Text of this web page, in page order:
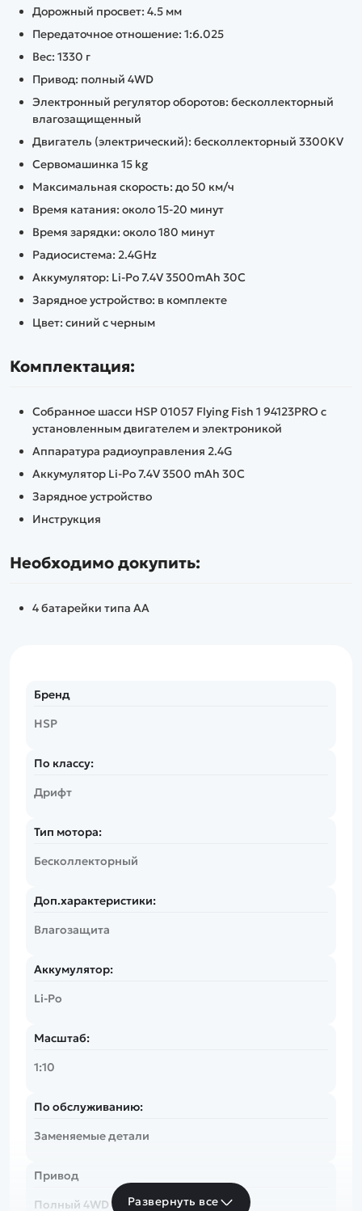
Дорожный просвет: 4.5 мм
Передаточное отношение: 1:6.025
Вес: 1330 г
Привод: полный 4WD
Электронный регулятор оборотов: бесколлекторный
влагозащищенный
Двигатель (электрический): бесколлекторный 3300KV
Сервомашинка 15 kg
Максимальная скорость: до 50 км/ч
Время катания: около 15-20 минут
Время зарядки: около 180 минут
Радиосистема: 2.4GHz
Аккумулятор: Li-Po 7.4V 3500mAh 30C
Зарядное устройство: в комплекте
Цвет: синий с черным
Комплектация:
Собранное шасси HSP 01057 Flying Fish 1 94123PRO с
установленным двигателем и электроникой
Аппаратура радиоуправления 2.4G
Аккумулятор Li-Po 7.4V 3500 mAh 30C
Зарядное устройство
Инструкция
Необходимо докупить:
4 батарейки типа АА
Бренд
HSP
По классу:
Дрифт
Тип мотора:
Бесколлекторный
Доп.характеристики:
Влагозащита
Аккумулятор:
Li-Po
Масштаб:
1:10
По обслуживанию:
Заменяемые детали
Привод
Полный 4WD
Развернуть все